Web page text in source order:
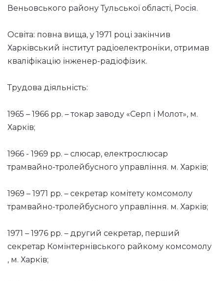
Веньовського району Тульської області, Росія.
Освіта: повна вища, у 1971 році закінчив
Харківський інститут радіоелектроніки, отримав
кваліфікацію інженер-радіофізик.
Трудова діяльність:
1965 – 1966 рр. – токар заводу «Серп і Молот», м.
Харків;
1966 - 1969 рр. – слюсар, електрослюсар
трамвайно-тролейбусного управління. м. Харків;
1969 – 1971 рр. – секретар комітету комсомолу
трамвайно-тролейбусного управління. м. Харків;
1971 – 1976 рр. – другий секретар, перший
секретар Комінтернівського райкому комсомолу
, м. Харків;